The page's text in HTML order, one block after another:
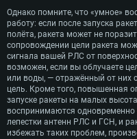
Однако помните, что «умное»
работу: если после запуска
полёта, ракета может не
сопровождении цели ракета
сигнала вашей РЛС от
возможен, если вы облучаете
или воды, — отражённый от них
цель. Кроме того, повышенная
запуске ракеты на малых
воспринимаются одновременно
лепестки антенн РЛС и ГСН, и
избежать таких проблем,